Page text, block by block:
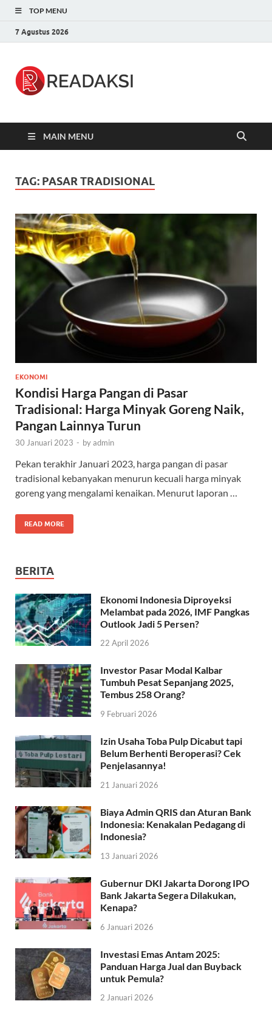
TOP MENU
7 Agustus 2026
MAIN MENU
TAG: PASAR TRADISIONAL
EKONOMI
Kondisi Harga Pangan di Pasar
Tradisional: Harga Minyak Goreng Naik,
Pangan Lainnya Turun
30 Januari 2023 - byadmin
Pekan terakhir Januari 2023, harga pangan di pasar
tradisional kebanyakan menurun kecuali harga minyak
goreng yang mengalami kenaikan. Menurut laporan …
READ MORE
BERITA
Ekonomi Indonesia Diproyeksi
Melambat pada 2026, IMF Pangkas
Outlook Jadi 5 Persen?
22 April 2026
Investor Pasar Modal Kalbar
Tumbuh Pesat Sepanjang 2025,
Tembus 258 Orang?
9 Februari 2026
Izin Usaha Toba Pulp Dicabut tapi
Belum Berhenti Beroperasi? Cek
Penjelasannya!
21 Januari 2026
Biaya Admin QRIS dan Aturan Bank
Indonesia: Kenakalan Pedagang di
Indonesia?
13 Januari 2026
Gubernur DKI Jakarta Dorong IPO
Bank Jakarta Segera Dilakukan,
Kenapa?
6 Januari 2026
Investasi Emas Antam 2025:
Panduan Harga Jual dan Buyback
untuk Pemula?
2 Januari 2026